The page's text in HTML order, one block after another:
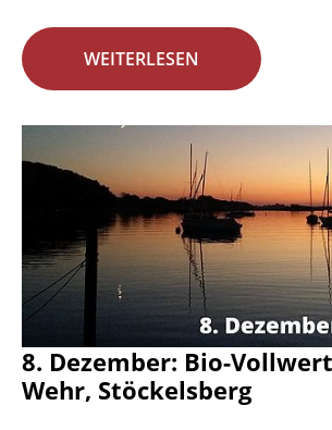
WEITERLESEN
8. Dezember: Bio-
Wehr, Stöckelsberg